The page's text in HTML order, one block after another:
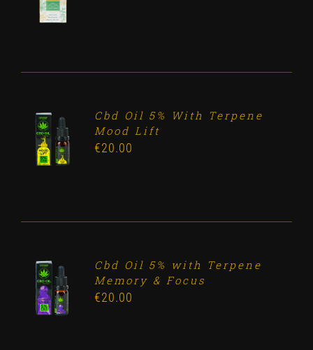
/
DETALLES
ADD TO
CART
DETALLES
Cbd Oil 5% With Terpene
Mood Lift
€20.00
ADD TO
CART
/
DETALLES
Cbd Oil 5% with Terpene
Memory & Focus
€20.00